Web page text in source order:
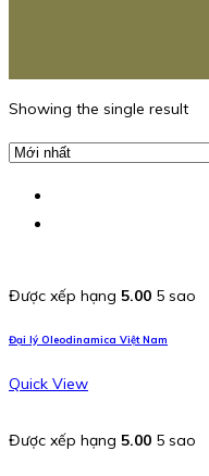
Showing the single result
Được xếp hạng 5.00 5 sao
Đại lý Oleodinamica Việt Nam
Quick View
Được xếp hạng 5.00 5 sao